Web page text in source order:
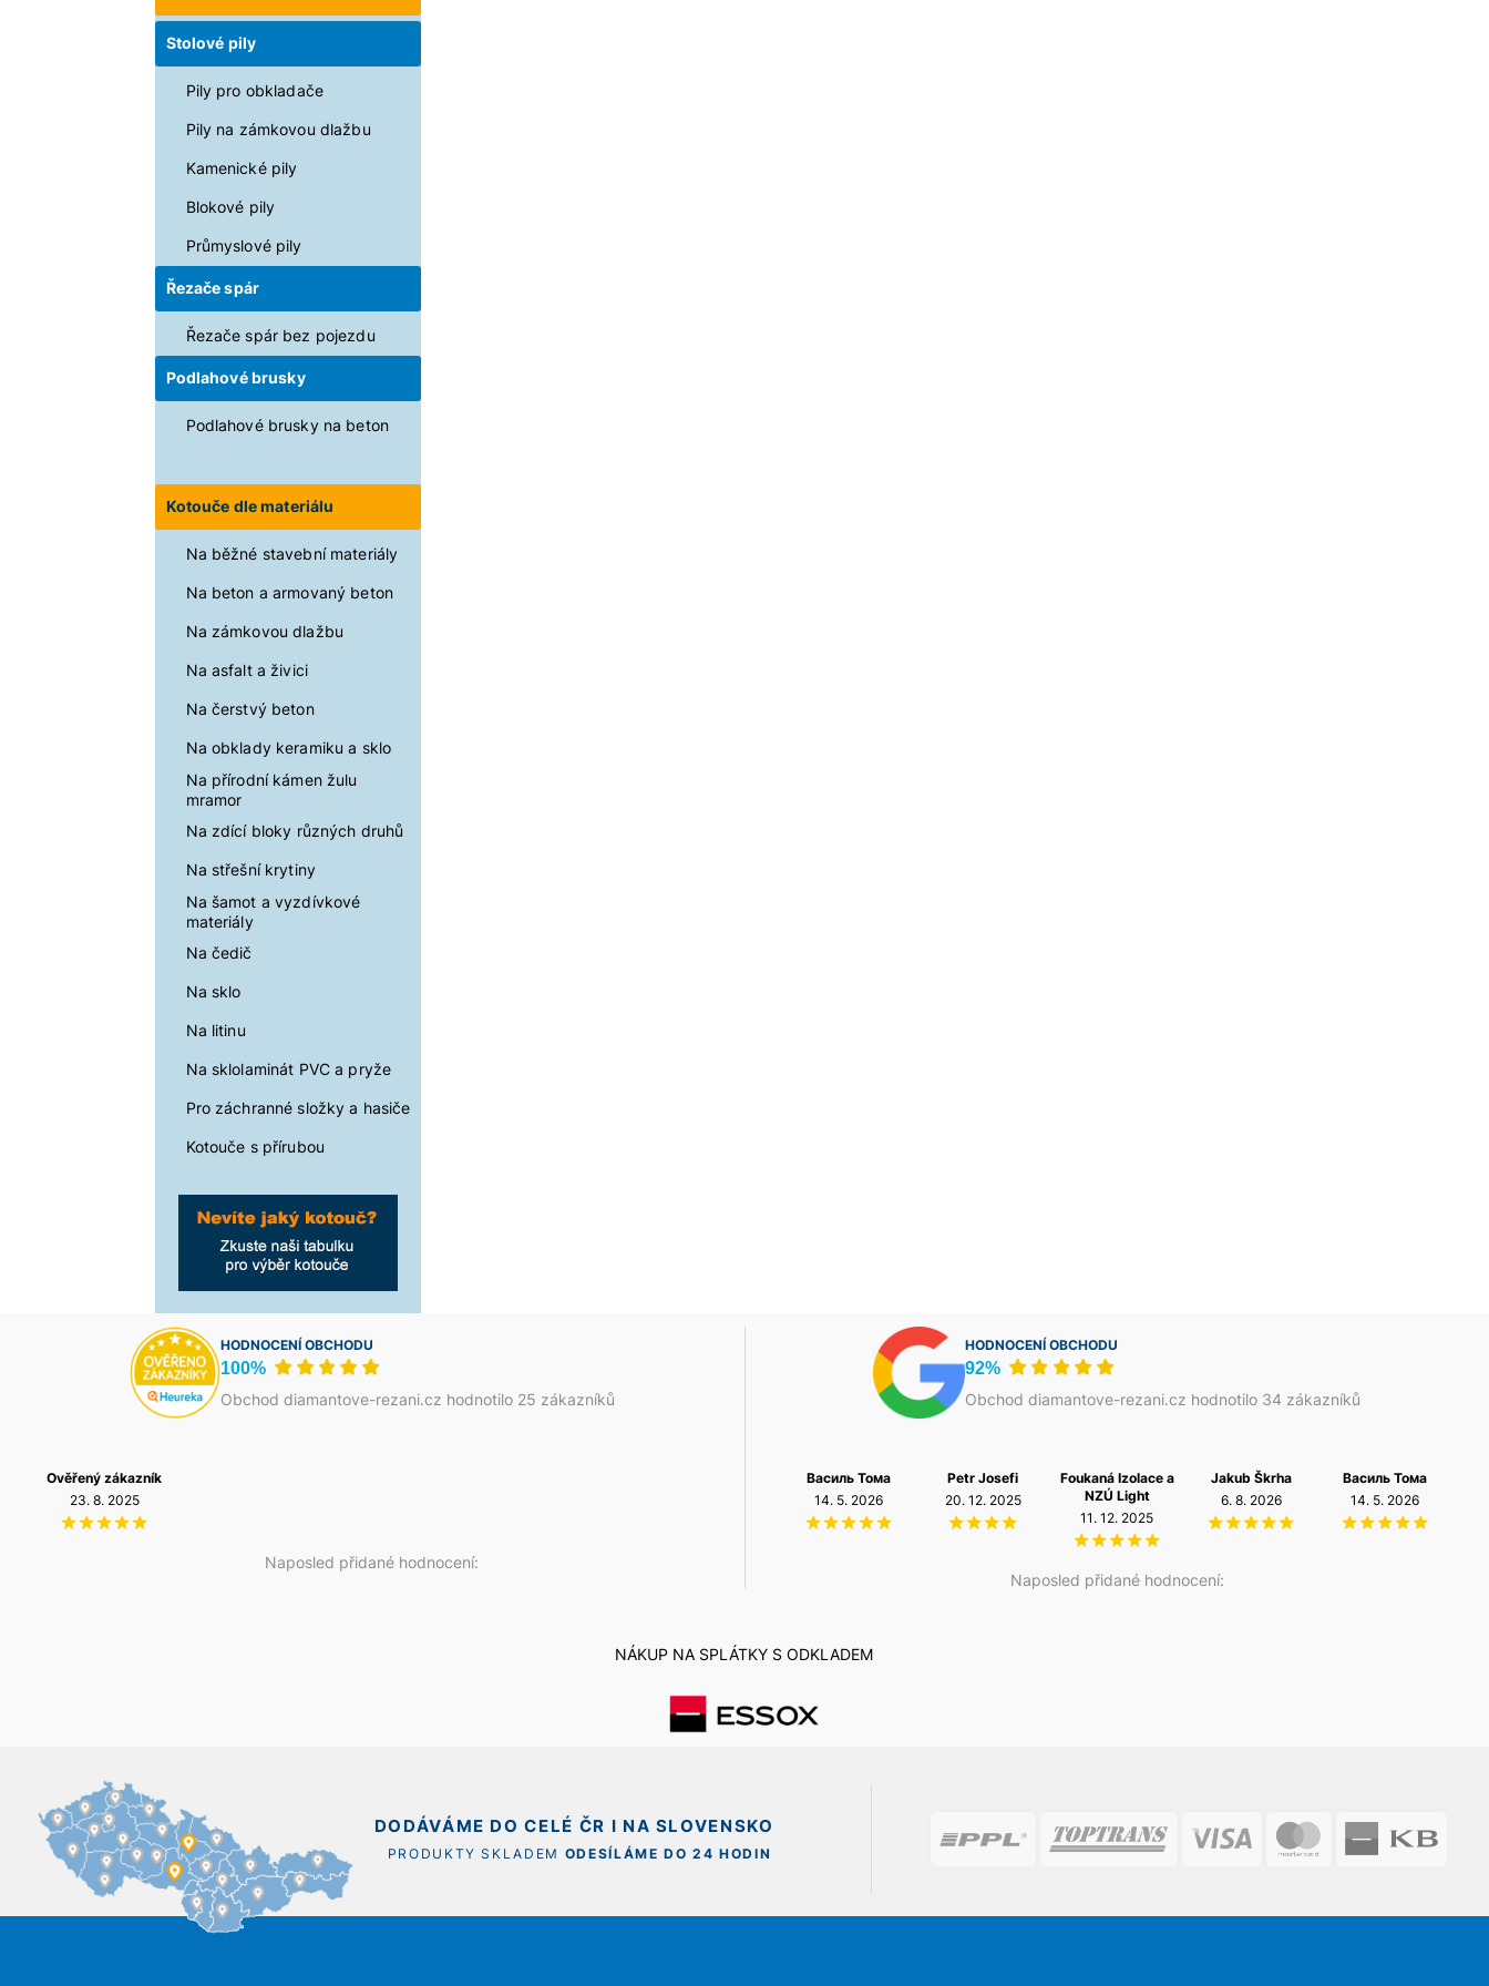
Stolové pily
Pily pro obkladače
Pily na zámkovou dlažbu
Kamenické pily
Blokové pily
Průmyslové pily
Řezače spár
Řezače spár bez pojezdu
Podlahové brusky
Podlahové brusky na beton
Kotouče dle materiálu
Na běžné stavební materiály
Na beton a armovaný beton
Na zámkovou dlažbu
Na asfalt a živici
Na čerstvý beton
Na obklady keramiku a sklo
Na přírodní kámen žulu
mramor
Na zdící bloky různých druhů
Na střešní krytiny
Na šamot a vyzdívkové
materiály
Na čedič
Na sklo
Na litinu
Na sklolaminát PVC a pryže
Pro záchranné složky a hasiče
Kotouče s přírubou
HODNOCENÍ OBCHODU
100%
Obchod diamantove-rezani.cz hodnotilo 25 zákazníků
Naposled přidané hodnocení:
Ověřený zákazník
23. 8. 2025
HODNOCENÍ OBCHODU
92%
Obchod diamantove-rezani.cz hodnotilo 34 zákazníků
Naposled přidané hodnocení:
Василь Тома
14. 5. 2026
Petr Josefi
20. 12. 2025
Foukaná Izolace a
NZÚ Light
11. 12. 2025
Jakub Škrha
6. 8. 2026
Василь Тома
14. 5. 2026
Jakub Škrha
NÁKUP NA SPLÁTKY S ODKLADEM
DODÁVÁME DO CELÉ ČR I NA SLOVENSKO
PRODUKTY SKLADEM ODESÍLÁME DO 24 HODIN